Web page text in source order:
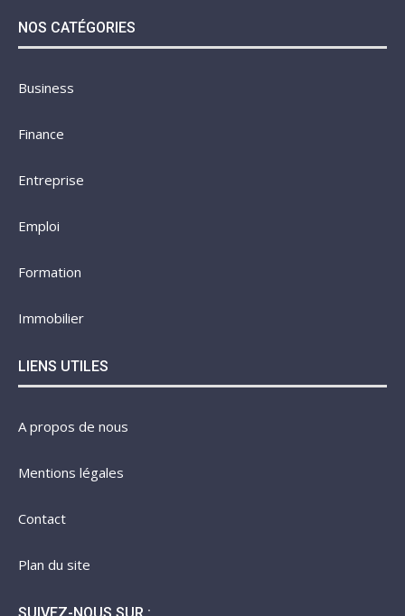
NOS CATÉGORIES
Business
Finance
Entreprise
Emploi
Formation
Immobilier
LIENS UTILES
A propos de nous
Mentions légales
Contact
Plan du site